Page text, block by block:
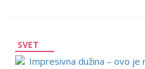
SVET